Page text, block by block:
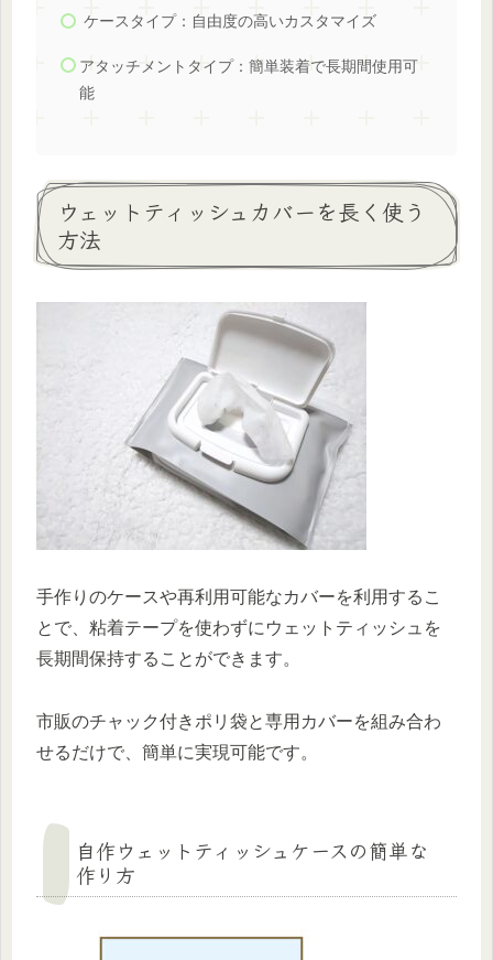
ケースタイプ：自由度の高いカスタマイズ
アタッチメントタイプ：簡単装着で長期間使用可
能
ウェットティッシュカバーを長く使う
方法
手作りのケースや再利用可能なカバーを利用するこ
とで、粘着テープを使わずにウェットティッシュを
長期間保持することができます。
市販のチャック付きポリ袋と専用カバーを組み合わ
せるだけで、簡単に実現可能です。
自作ウェットティッシュケースの簡単な
作り方